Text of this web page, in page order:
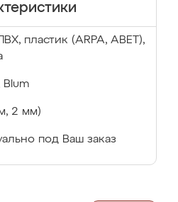
пластик (ARPA, ABET),
Blum
2 мм)
под Ваш заказ